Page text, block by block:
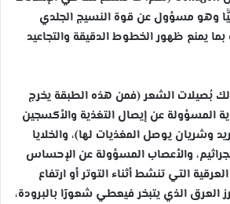
وهو مسؤول عن قوة النسيج الجلدي
يمنع ظهور الخطوط الدقيقة والتجاعيد
بُصيلات الشعر (فمن هذه الطبقة يخرج
المسؤولة عن إيصال التغذية والأكسجين
وشريان يوصل المغذيات لها)، والخلايا
والأعصاب المسؤولة عن الإحساس
التي تنشط أثناء التوتر أو ارتفاع
العرق الذي يتبخر فيعطي شعورًا بالبرودة،